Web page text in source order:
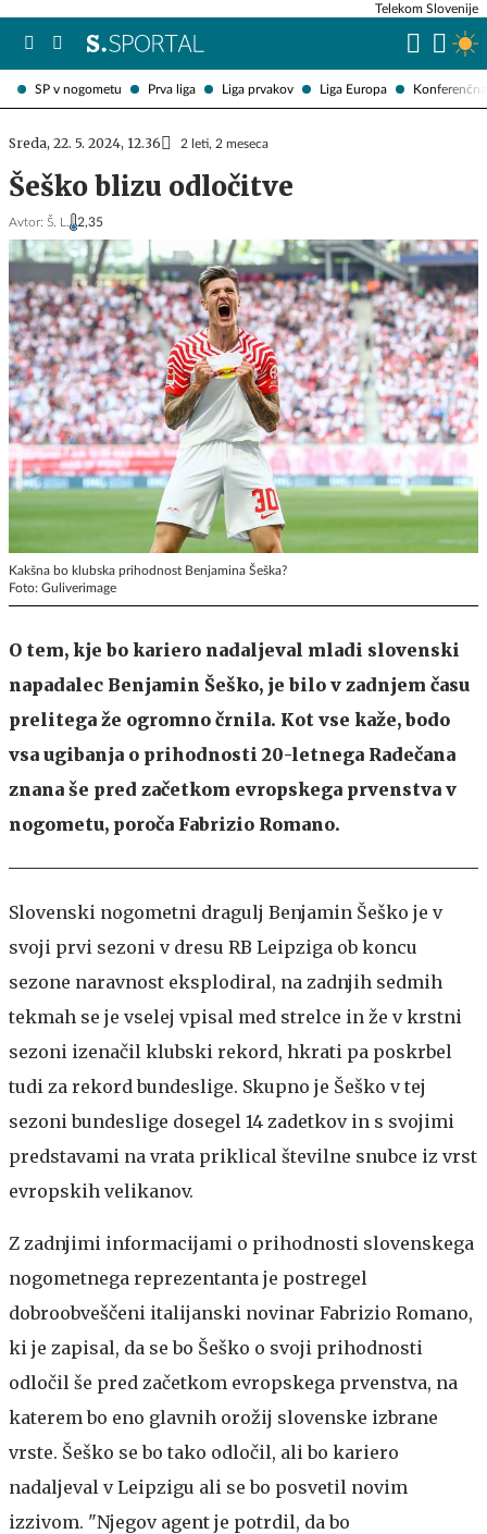
SP v nogometu Prva liga Liga prvakov Liga Europa
Telekom Slovenije
Sreda, 22. 5. 2024, 12.36 2 leti, 2 meseca
Šeško blizu odločitve
Avtor: Š. L. 2,35
Kakšna bo klubska prihodnost Benjamina Šeška?
Foto: Guliverimage
O tem, kje bo kariero nadaljeval mladi slovenski
napadalec Benjamin Šeško, je bilo v zadnjem času
prelitega že ogromno črnila. Kot vse kaže, bodo
vsa ugibanja o prihodnosti 20-letnega Radečana
znana še pred začetkom evropskega prvenstva v
nogometu, poroča Fabrizio Romano.
Slovenski nogometni dragulj Benjamin Šeško je v
svoji prvi sezoni v dresu RB Leipziga ob koncu
sezone naravnost eksplodiral, na zadnjih sedmih
tekmah se je vselej vpisal med strelce in že v krstni
sezoni izenačil klubski rekord, hkrati pa poskrbel
tudi za rekord bundeslige. Skupno je Šeško v tej
sezoni bundeslige dosegel 14 zadetkov in s svojimi
predstavami na vrata priklical številne snubce iz vrst
evropskih velikanov.
Z zadnjimi informacijami o prihodnosti slovenskega
nogometnega reprezentanta je postregel
dobroobveščeni italijanski novinar Fabrizio Romano,
ki je zapisal, da se bo Šeško o svoji prihodnosti
odločil še pred začetkom evropskega prvenstva, na
katerem bo eno glavnih orožij slovenske izbrane
vrste. Šeško se bo tako odločil, ali bo kariero
nadaljeval v Leipzigu ali se bo posvetil novim
izzivom. "Njegov agent je potrdil, da bo